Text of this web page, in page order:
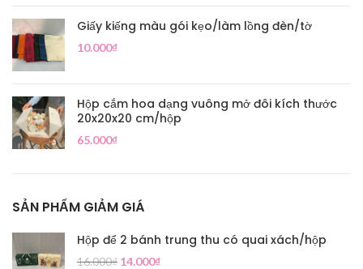
Giấy kiếng màu gói kẹo/làm lồng đèn/tờ
10.000₫
Hộp cắm hoa dạng vuông mở đôi kích thước
20x20x20 cm/hộp
65.000₫
SẢN PHẨM GIẢM GIÁ
Hộp để 2 bánh trung thu có quai xách/hộp
16.000₫ 14.000₫